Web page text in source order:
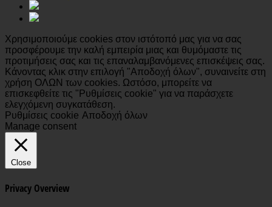
Χρησιμοποιούμε cookies στον ιστότοπό μας για να σας
προσφέρουμε την καλή εμπειρία μιας και θυμόμαστε τις
προτιμήσεις σας και τις επαναλαμβανόμενες επισκέψεις σας.
Κάνοντας κλικ στην επιλογή "Αποδοχή όλων", συναινείτε στη
χρήση ΟΛΩΝ των cookies. Ωστόσο, μπορείτε να
επισκεφθείτε τις "Ρυθμίσεις cookie" για να παράσχετε
ελεγχόμενη συγκατάθεση.
Ρυθμίσεις cookie Αποδοχή όλων
Manage consent
Close
Privacy Overview